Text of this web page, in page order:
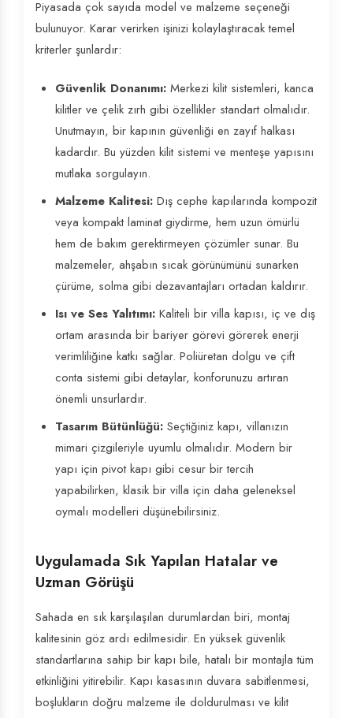
Piyasada çok sayıda model ve malzeme seçeneği
bulunuyor. Karar verirken işinizi kolaylaştıracak temel
kriterler şunlardır:
Güvenlik Donanımı: Merkezi kilit sistemleri, kanca
kilitler ve çelik zırh gibi özellikler standart olmalıdır.
Unutmayın, bir kapının güvenliği en zayıf halkası
kadardır. Bu yüzden kilit sistemi ve menteşe yapısını
mutlaka sorgulayın.
Malzeme Kalitesi: Dış cephe kapılarında kompozit
veya kompakt laminat giydirme, hem uzun ömürlü
hem de bakım gerektirmeyen çözümler sunar. Bu
malzemeler, ahşabın sıcak görünümünü sunarken
çürüme, solma gibi dezavantajları ortadan kaldırır.
Isı ve Ses Yalıtımı: Kaliteli bir villa kapısı, iç ve dış
ortam arasında bir bariyer görevi görerek enerji
verimliliğine katkı sağlar. Poliüretan dolgu ve çift
conta sistemi gibi detaylar, konforunuzu artıran
önemli unsurlardır.
Tasarım Bütünlüğü: Seçtiğiniz kapı, villanızın
mimari çizgileriyle uyumlu olmalıdır. Modern bir
yapı için pivot kapı gibi cesur bir tercih
yapabilirken, klasik bir villa için daha geleneksel
oymalı modelleri düşünebilirsiniz.
Uygulamada Sık Yapılan Hatalar ve
Uzman Görüşü
Sahada en sık karşılaşılan durumlardan biri, montaj
kalitesinin göz ardı edilmesidir. En yüksek güvenlik
standartlarına sahip bir kapı bile, hatalı bir montajla tüm
etkinliğini yitirebilir. Kapı kasasının duvara sabitlenmesi,
boşlukların doğru malzeme ile doldurulması ve kilit